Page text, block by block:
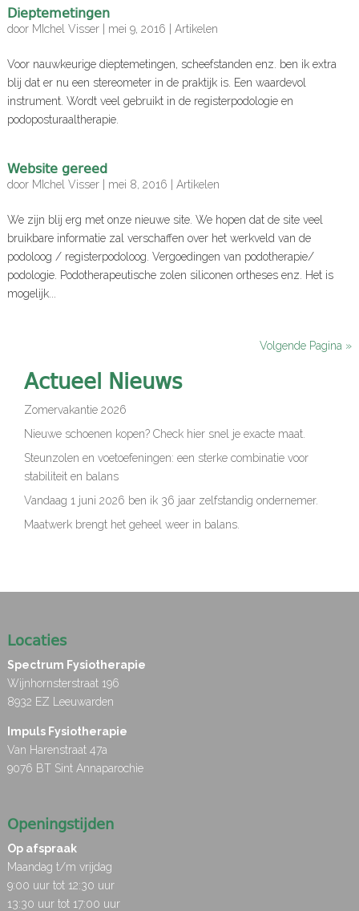
Dieptemetingen
door MIchel Visser| mei 9, 2016 Artikelen
Voor nauwkeurige dieptemetingen, scheefstanden enz. ben ik extra
blij dat er nu een stereometer in de praktijk is. Een waardevol
instrument. Wordt veel gebruikt in de registerpodologie en
podoposturaaltherapie.
Website gereed
door MIchel Visser| mei 8, 2016 Artikelen
We zijn blij erg met onze nieuwe site. We hopen dat de site veel
bruikbare informatie zal verschaffen over het werkveld van de
podoloog / registerpodoloog. Vergoedingen van podotherapie/
podologie. Podotherapeutische zolen siliconen ortheses enz. Het is
mogelijk...
Volgende Pagina »
Actueel Nieuws
Zomervakantie 2026
Nieuwe schoenen kopen? Check hier snel je exacte maat.
Steunzolen en voetoefeningen: een sterke combinatie voor
stabiliteit en balans
Vandaag 1 juni 2026 ben ik 36 jaar zelfstandig ondernemer.
Maatwerk brengt het geheel weer in balans.
Locaties
Spectrum Fysiotherapie
Wijnhornsterstraat 196
8932 EZ Leeuwarden
Impuls Fysiotherapie
Van Harenstraat 47a
9076 BT Sint Annaparochie
Openingstijden
Op afspraak
Maandag t/m vrijdag
9:00 uur tot 12:30 uur
13:30 uur tot 17:00 uur